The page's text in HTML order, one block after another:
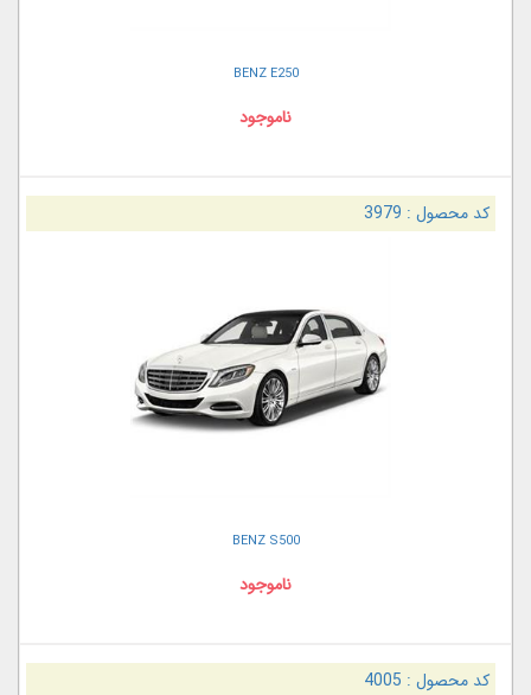
BENZ E250
ناموجود
کد محصول : 3979
BENZ S500
ناموجود
کد محصول : 4005